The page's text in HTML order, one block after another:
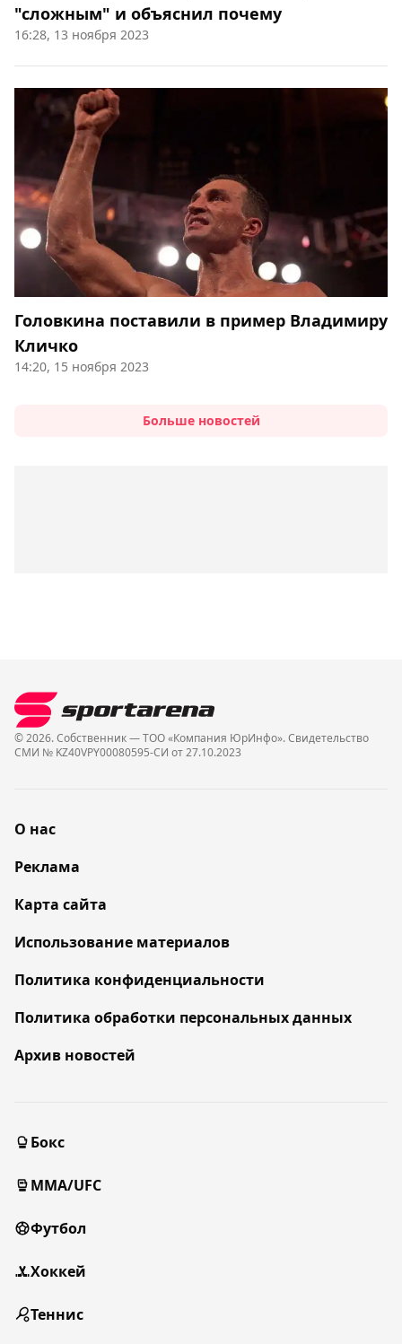
"сложным" и объяснил почему
16:28, 13 ноября 2023
Головкина поставили в пример Владимиру
Кличко
14:20, 15 ноября 2023
Больше новостей
© 2026. Собственник — ТОО «Компания ЮрИнфо». Cвидетельство
СМИ № KZ40VPY00080595-СИ от 27.10.2023
О нас
Реклама
Карта сайта
Использование материалов
Политика конфиденциальности
Политика обработки персональных данных
Архив новостей
Бокс
MMA/UFC
Футбол
Хоккей
Теннис